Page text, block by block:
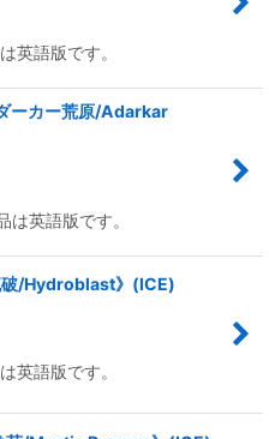
英語版です。
ーカー荒原/Adarkar
は英語版です。
/Hydroblast》(ICE)
英語版です。